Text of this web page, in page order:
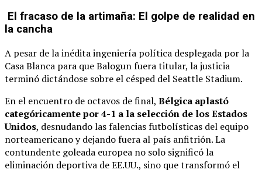
El fracaso de la artimaña: El golpe de realidad en
la cancha
A pesar de la inédita ingeniería política desplegada por la
Casa Blanca para que Balogun fuera titular, la justicia
terminó dictándose sobre el césped del Seattle Stadium.
En el encuentro de octavos de final, Bélgica aplastó
categóricamente por 4-1 a la selección de los Estados
Unidos, desnudando las falencias futbolísticas del equipo
norteamericano y dejando fuera al país anfitrión. La
contundente goleada europea no solo significó la
eliminación deportiva de EE.UU., sino que transformó el